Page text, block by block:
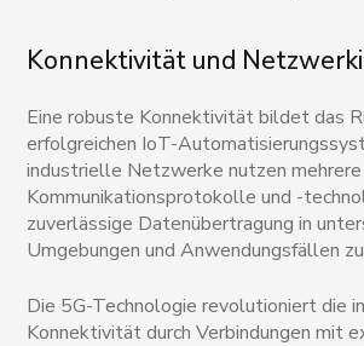
Konnektivität und
Eine robuste Konnektivität bildet das
erfolgreichen IoT-
industrielle Netzwerke nutzen mehrere
Kommunikationsprotokolle und -
zuverlässige Datenübertragung in
Umgebungen und Anwendungsfällen
Die 5G-Technologie revolutioniert die
Konnektivität durch Verbindungen mit